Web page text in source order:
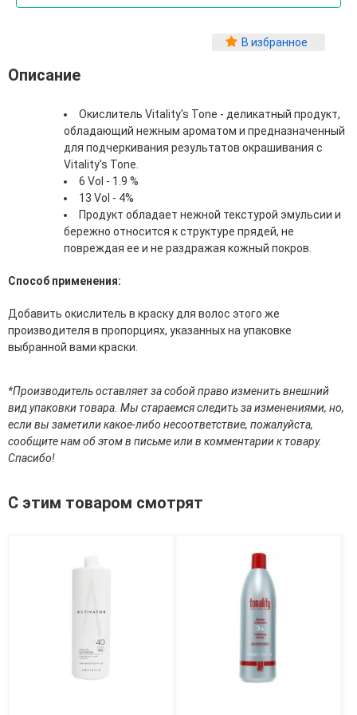
Автозагар для лица
Гели для лица
Защита от солнца для лица
Карбокситерапия
Кремы для лица
Лосьоны, тоники и мисты для лица
Маски для лица
Масла для лица
Мицеллярная вода
Молочко и сливки для лица
Пенки и муссы для лица
Спреи для лица
Средства для умывания
Сыворотки, эликсиры, эмульсии, концентраты и
Уход для губ
Уход для кожи вокруг глаз
Флюиды для лица
Для Тела
Антицеллюлитные средства
Защита от солнца для тела
Лосьоны, сыворотки и эликсиры для тела
Молочко для тела
Наборы по уходу за телом
В избранное
Описание
Окислитель Vitality's Tone - деликатный продукт,
обладающий нежным ароматом и предназначенный
для подчеркивания результатов окрашивания с
Vitality's Tone.
6 Vol - 1.9 %
13 Vol - 4%
Продукт обладает нежной текстурой эмульсии и
бережно относится к структуре прядей, не
повреждая ее и не раздражая кожный покров.
Способ применения:
Добавить окислитель в краску для волос этого же
производителя в пропорциях, указанных на упаковке
выбранной вами краски.
*Производитель оставляет за собой право изменить внешний
вид упаковки товара. Мы стараемся следить за изменениями, но,
если вы заметили какое-либо несоответствие, пожалуйста,
сообщите нам об этом в письме или в комментарии к товару.
Спасибо!
С этим товаром смотрят